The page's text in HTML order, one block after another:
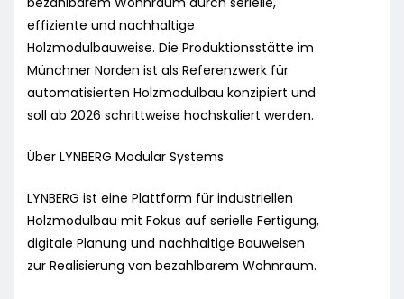
effiziente und nachhaltige
Holzmodulbauweise. Die Produktionsstätte im
Münchner Norden ist als Referenzwerk für
automatisierten Holzmodulbau konzipiert und
soll ab 2026 schrittweise hochskaliert werden.
Über LYNBERG Modular Systems
LYNBERG ist eine Plattform für industriellen
Holzmodulbau mit Fokus auf serielle Fertigung,
digitale Planung und nachhaltige Bauweisen
zur Realisierung von bezahlbarem Wohnraum.